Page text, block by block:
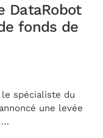
DataRobot
fonds de
spécialiste du
une levée
…